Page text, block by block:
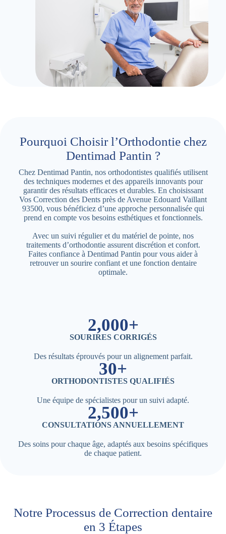
Pourquoi Choisir l’Orthodontie chez
Dentimad Pantin ?
Chez Dentimad Pantin, nos orthodontistes qualifiés utilisent
des techniques modernes et des appareils innovants pour
garantir des résultats efficaces et durables. En choisissant
Vos Correction des Dents près de Avenue Edouard Vaillant
93500, vous bénéficiez d’une approche personnalisée qui
prend en compte vos besoins esthétiques et fonctionnels.
Avec un suivi régulier et du matériel de pointe, nos
traitements d’orthodontie assurent discrétion et confort.
Faites confiance à Dentimad Pantin pour vous aider à
retrouver un sourire confiant et une fonction dentaire
optimale.
2,000+
SOURIRES CORRIGÉS
Des résultats éprouvés pour un alignement parfait.
30+
ORTHODONTISTES QUALIFIÉS
Une équipe de spécialistes pour un suivi adapté.
2,500+
CONSULTATIONS ANNUELLEMENT
Des soins pour chaque âge, adaptés aux besoins spécifiques
de chaque patient.
Notre Processus de Correction dentaire
en 3 Étapes